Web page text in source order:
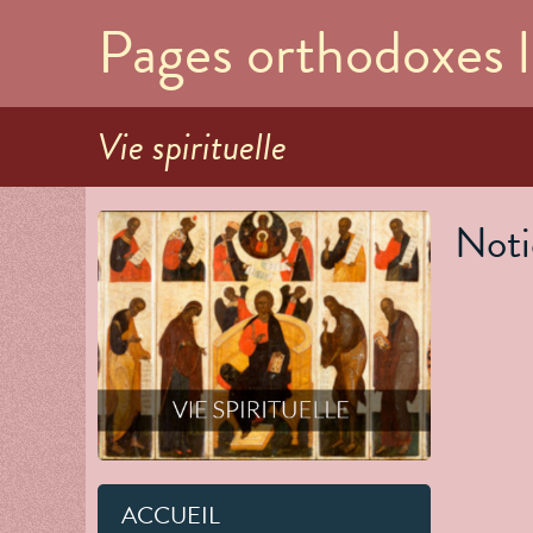
Pages
Vie spirituelle
ACCUEIL